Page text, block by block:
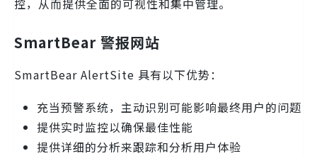
SmartBear 警报网站
SmartBear AlertSite 具有以下优势：
充当预警系统，主动识别可能影响最终用户的问题
提供实时监控以确保最佳性能
提供详细的分析来跟踪和分析用户体验